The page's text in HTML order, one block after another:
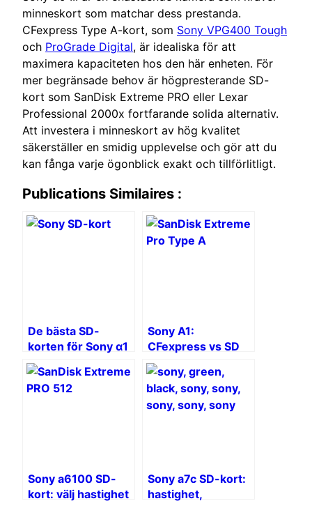
minneskort som matchar dess prestanda.
CFexpress Type A-kort, som Sony VPG400 Tough
och ProGrade Digital, är idealiska för att
maximera kapaciteten hos den här enheten. För
mer begränsade behov är högpresterande SD-
kort som SanDisk Extreme PRO eller Lexar
Professional 2000x fortfarande solida alternativ.
Att investera i minneskort av hög kvalitet
säkerställer en smidig upplevelse och gör att du
kan fånga varje ögonblick exakt och tillförlitligt.
Publications Similaires :
De bästa SD-
korten för Sony α1
II – Köpguide
Sony A1:
CFexpress vs SD
UHS-II – video och
burst
Sony a6100 SD-
kort: välj hastighet
Sony a7c SD-kort:
hastighet,